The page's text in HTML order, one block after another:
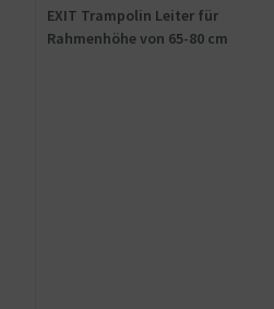
EXIT Trampolin Leiter für
Rahmenhöhe von 65-80 cm